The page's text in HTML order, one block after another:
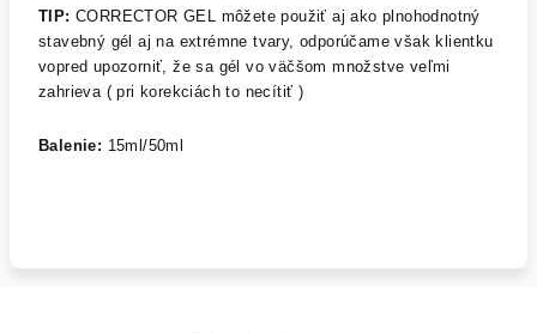
TIP: CORRECTOR GEL môžete použiť aj ako plnohodnotný
stavebný gél aj na extrémne tvary, odporúčame však klientku
vopred upozorniť, že sa gél vo väčšom množstve veľmi
zahrieva ( pri korekciách to necítiť )
Balenie: 15ml/50ml